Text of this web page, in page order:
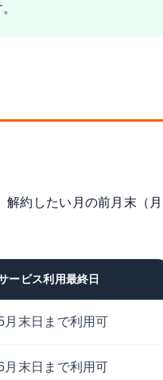
解約したい月の前月末（月
ービス利用最終日
月末日まで利用可
月末日まで利用可